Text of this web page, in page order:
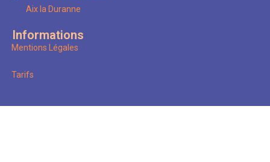
Aix la Duranne
Informations
Mentions Légales
Tarifs